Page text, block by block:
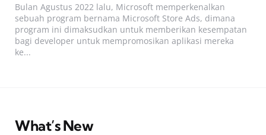
Bulan Agustus 2022 lalu, Microsoft memperkenalkan
sebuah program bernama Microsoft Store Ads, dimana
program ini dimaksudkan untuk memberikan kesempatan
bagi developer untuk mempromosikan aplikasi mereka
ke...
What’s New